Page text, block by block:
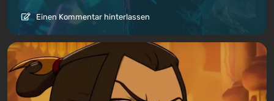
Einen Kommentar hinterlassen